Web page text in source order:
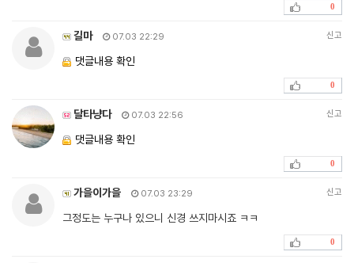
0
길마 07.03 22:29 신고
댓글내용 확인
0
달타냥다 07.03 22:56 신고
댓글내용 확인
0
가을이가을 07.03 23:29 신고
그정도는 누구나 있으니 신경 쓰지마시죠 ㅋㅋ
0